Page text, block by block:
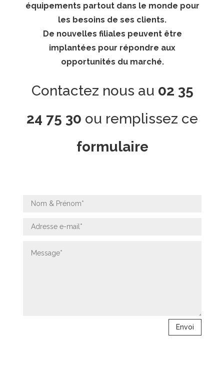
équipements partout dans le monde pour
les besoins de ses clients.
De nouvelles filiales peuvent être
implantées pour répondre aux
opportunités du marché.
Contactez nous au 02 35
24 75 30 ou remplissez ce
formulaire
Envoi